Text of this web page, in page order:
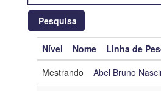
Pesquisa
Nível
Nível Nome Linha de
Mestrando
Abel Bruno